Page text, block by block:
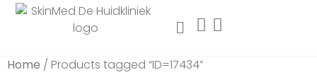
Home / Products tagged “ID=17434”